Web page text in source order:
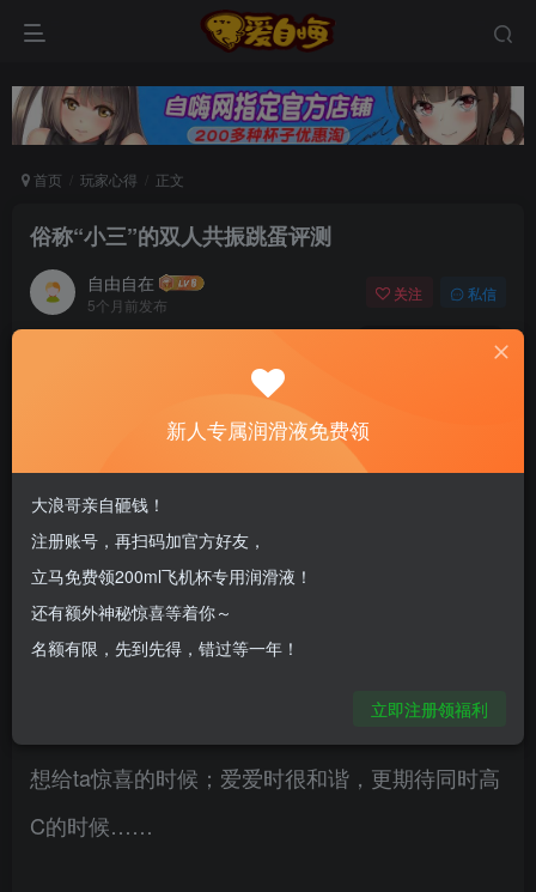
首页 玩家心得 正文
俗称“小三”的双人共振跳蛋评测
自由自在
5个月前发布
关注 私信
新老司机速来！注册自嗨网+扫码加好友，即
送200ml润滑液→
内容摘要：别慌，Yummy说的“小三”是它，可以
“双人共振”的跳蛋…
本文授权自Yummy精选（ 微信ID:
想给ta惊喜的时候；爱爱时很和谐，更期待同时高
C的时候……
新人专属润滑液免费领
大浪哥亲自砸钱！
注册账号，再扫码加官方好友，
立马免费领200ml飞机杯专用润滑液！
还有额外神秘惊喜等着你～
名额有限，先到先得，错过等一年！
立即注册领福利